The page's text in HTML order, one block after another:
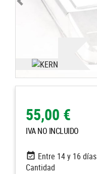
55,00 €
IVA NO INCLUIDO
Entre 14 y 16 días
Cantidad